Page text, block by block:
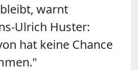
warnt
Ulrich Huster:
hat keine Chance